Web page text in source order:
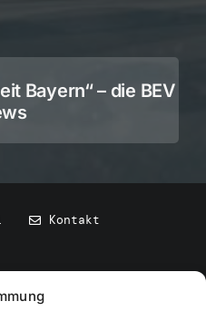
Bayern“ – die BEV
Kontakt